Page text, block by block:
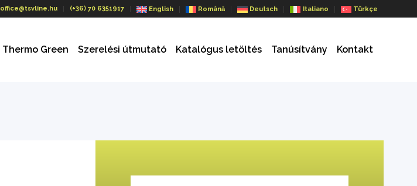
office@tsvline.hu (+36) 70 6351917 English Română Deutsch Italiano Türkçe
Thermo Green Szerelési útmutató Katalógus letöltés Tanúsítvány Kontakt